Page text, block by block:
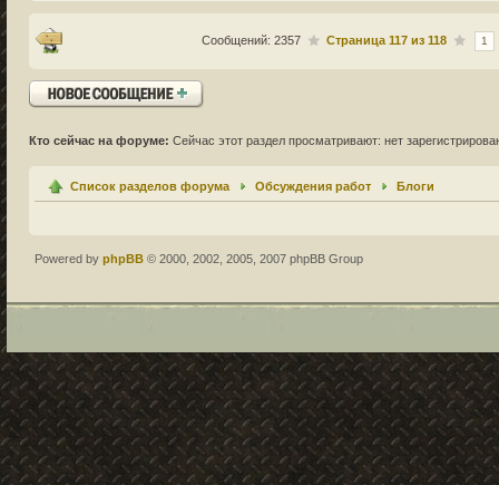
Сообщений: 2357 Страница 117из 118 1
Ответить
Кто сейчас на форуме: Сейчас этот раздел просматривают: нет
Список разделов форума Обсуждения работ Блоги
Powered by phpBB © 2000, 2002, 2005, 2007 phpBB Group